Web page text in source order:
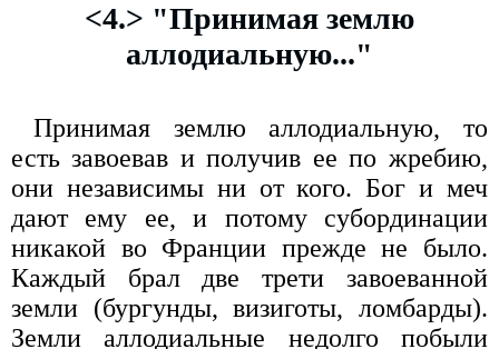
<4.> "Принимая землю
аллодиальную..."
Принимая землю аллодиальную, то
есть завоевав и получив ее по жребию,
они независимы ни от кого. Бог и меч
дают ему ее, и потому субординации
никакой во Франции прежде не было.
Каждый брал две трети завоеванной
земли (бургунды, визиготы, ломбарды).
Земли аллодиальные недолго побыли